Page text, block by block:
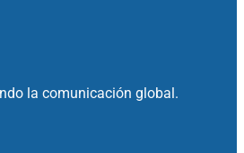
la comunicación global.